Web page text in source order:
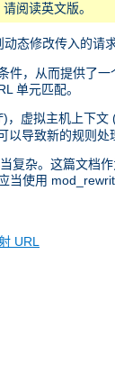
阅读英文版。
动态修改传入的请
件，从而提供了
单元匹配。
)，虚拟主机上下文
以导致新的规则
复杂。这篇文档作
当使用
URL